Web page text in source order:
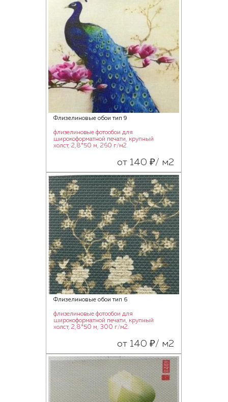
Флизелиновые обои тип 9
флизелиновые фотообои для
широкоформатной печати, крупный
холст, 2,8*50 м, 260 г/м2.
от 140 ₽/ м2
Флизелиновые обои тип 6
флизелиновые фотообои для
широкоформатной печати, крупный
холст, 2,8*50 м, 300 г/м2.
от 140 ₽/ м2